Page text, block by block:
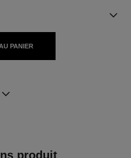
PANIER
produit